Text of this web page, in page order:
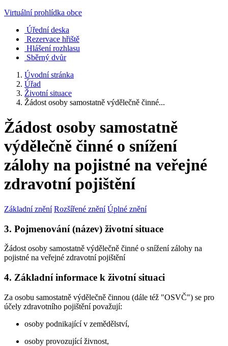
Virtuální prohlídka obce
Úřední deska
Rezervace hřiště
Hlášení rozhlasu
Sběrný dvůr
Úvodní stránka
Úřad
Životní situace
Žádost osoby samostatně výdělečně činné...
Žádost osoby samostatně
výdělečně činné o snížení
zálohy na pojistné na veřejné
zdravotní pojištění
Základní znění Rozšířené znění Úplné znění
3. Pojmenování (název) životní situace
Žádost osoby samostatně výdělečně činné o snížení zálohy na
pojistné na veřejné zdravotní pojištění
4. Základní informace k životní situaci
Za osobu samostatně výdělečně činnou (dále též "OSVČ") se pro
účely zdravotního pojištění považují:
osoby podnikající v zemědělství,
osoby provozující živnost,